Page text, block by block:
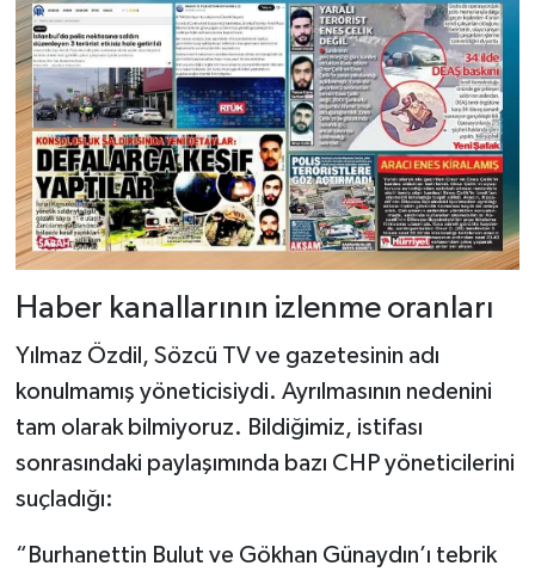
Haber kanallarının izlenme oranları
Yılmaz Özdil, Sözcü TV ve gazetesinin adı
konulmamış yöneticisiydi. Ayrılmasının nedenini
tam olarak bilmiyoruz. Bildiğimiz, istifası
sonrasındaki paylaşımında bazı CHP yöneticilerini
suçladığı:
“Burhanettin Bulut ve Gökhan Günaydın’ı tebrik